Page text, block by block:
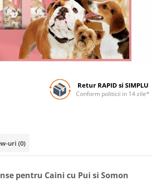
Retur RAPID si SIMPLU
Conform politicii in 14 zile*
uri (0)
pentru Caini cu Pui si Somon